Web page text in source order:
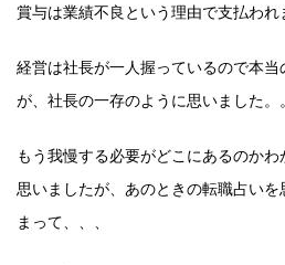
賞与は業績不良という理由で支払われ
経営は社長が一人握っているので本
が、社長の一存のように思いました。。
もう我慢する必要がどこにあるのか
思いましたが、あのときの転職占い
まって、、、